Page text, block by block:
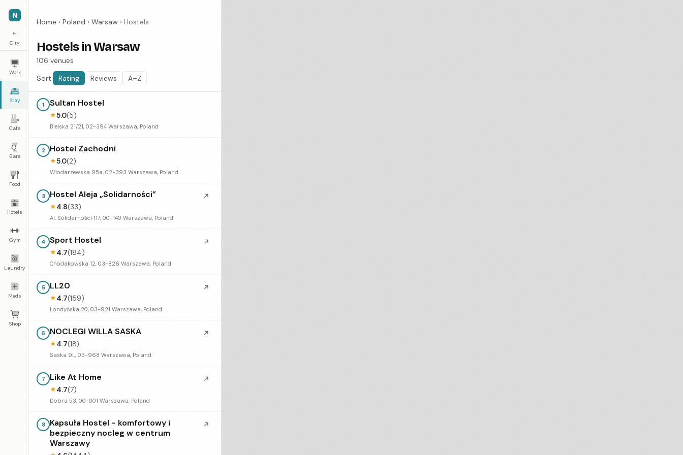
N
←
City
Work
Stay
Cafe
Bars
Food
Hotels
Gym
Laundry
Meds
Shop
Home › Poland › Warsaw › Hostels
Hostels in Warsaw
106 venues
Sort:
Rating Reviews A–Z
1 Sultan Hostel
★5.0(5)
Bielska 21/21, 02-394 Warszawa, Poland
2 Hostel Zachodni
★5.0(2)
Włodarzewska 95a, 02-393 Warszawa, Poland
3 Hostel Aleja „Solidarności”
★4.8(33)
Al. Solidarności 117, 00-140 Warszawa, Poland
↗
4 Sport Hostel
★4.7(184)
Chodakowska 12, 03-826 Warszawa, Poland
↗
5 LL20
★4.7(159)
Londyńska 20, 03-921 Warszawa, Poland
↗
6 NOCLEGI WILLA SASKA
★4.7(18)
Saska 9L, 03-968 Warszawa, Poland
↗
7 Like At Home
★4.7(7)
Dobra 53, 00-001 Warszawa, Poland
↗
8
Kapsuła Hostel - komfortowy i
bezpieczny nocleg w centrum
Warszawy
↗